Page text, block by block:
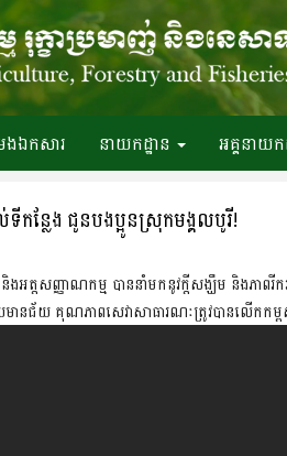
ងឯកសារ នាយកដ្ឋាន អគ្គនាយក
កន្លែង ជូនបងប្អូនស្រុកមង្គលបូរី!
និងអត្តសញ្ញាណកម្ម បាននាំមកនូវក្តីសង្ឃឹម និងភា
ន្ទាយមានជ័យ គុណភាពសេវាសាធារណៈត្រូវបានលើក